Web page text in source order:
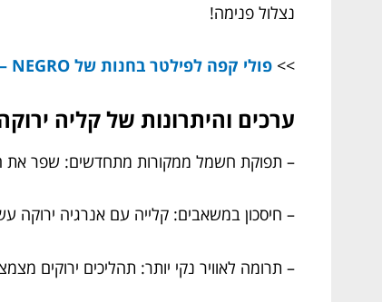
נצלול פנימה!
>> פולי קפה לפילטר בחנות של NEGRO – בית קלייה לקפה
ערכים והיתרונות של קליה
– תפוקת חשמל ממקורות מתחדשים: שפר את
– חיסכון במשאבים: קלייה עם אנרגיה ירוקה
– תרומה לאוויר נקי יותר: תהליכים ירוקים